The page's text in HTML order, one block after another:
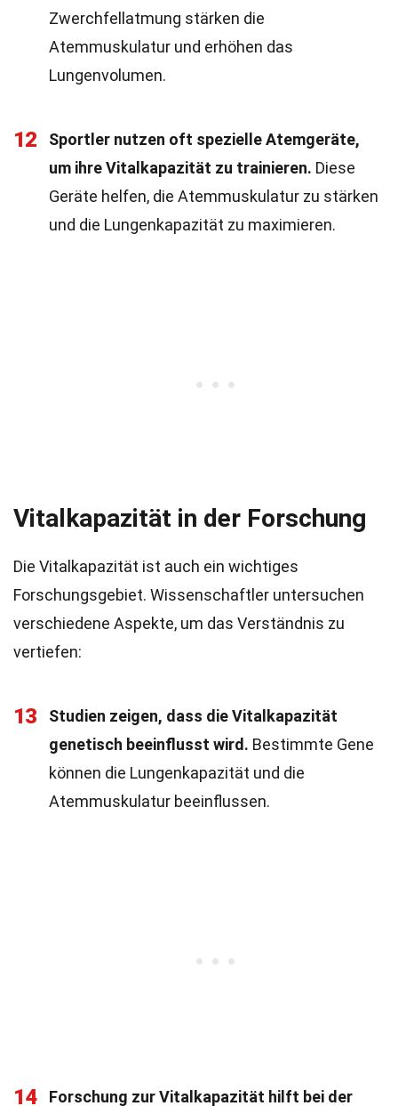
Zwerchfellatmung stärken die
Atemmuskulatur und erhöhen das
Lungenvolumen.
12
Sportler nutzen oft spezielle Atemgeräte,
um ihre Vitalkapazität zu trainieren. Diese
Geräte helfen, die Atemmuskulatur zu stärken
und die Lungenkapazität zu maximieren.
Vitalkapazität in der Forschung
Die Vitalkapazität ist auch ein wichtiges
Forschungsgebiet. Wissenschaftler untersuchen
verschiedene Aspekte, um das Verständnis zu
vertiefen:
13
Studien zeigen, dass die Vitalkapazität
genetisch beeinflusst wird. Bestimmte Gene
können die Lungenkapazität und die
Atemmuskulatur beeinflussen.
14 Forschung zur Vitalkapazität hilft bei der